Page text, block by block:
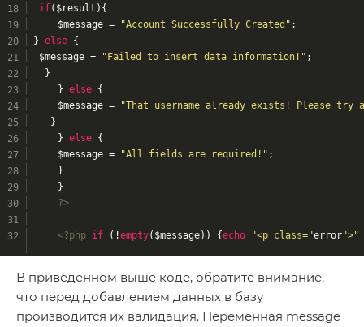
if($result){
	$message =
"Account Successfully Created" ;
} else {
$message =
"Failed to insert data information!" ;
  }
	}
else {
	$message =
"That username already exists! Please try
   }
	}
else {
	$message =
"All fields are required!" ;
	}
	}
?>
<?php if (!empty($message)) {echo "<p class="error">"
В приведенном выше коде, обратите внимание,
что перед добавлением данных в базу
производится их валидация. Переменная message